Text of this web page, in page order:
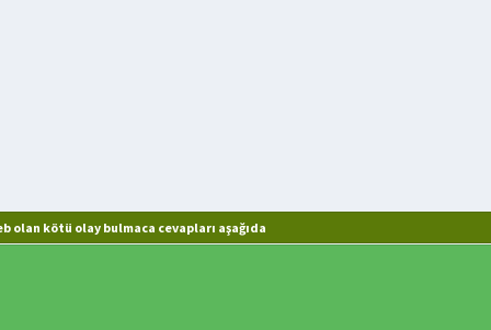
olan kötü olay bulmaca cevapları aşağıda